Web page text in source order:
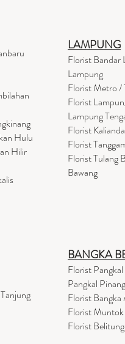
Hulu
Hilir
LAMPUNG
Florist Bandar
Lampung
Florist Metro /
Florist
Lampung
Florist
Florist
Florist Tulang
Bawang
BANGKA
Florist
Pangkal Pinang
Florist Bangka
Florist
Florist